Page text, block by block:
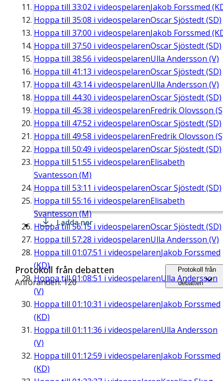
Hoppa till 33:02 i videospelarenJakob Forssmed
Hoppa till 35:08 i videospelarenOscar Sjöstedt (SD)
Hoppa till 37:00 i videospelarenJakob Forssmed
Hoppa till 37:50 i videospelarenOscar Sjöstedt (SD)
Hoppa till 38:56 i videospelarenUlla Andersson (V)
Hoppa till 41:13 i videospelarenOscar Sjöstedt (SD)
Hoppa till 43:14i videospelarenUlla Andersson (V)
Hoppa till 44:30 i videospelarenOscar Sjöstedt (SD)
Hoppa till 45:38 i videospelarenFredrik Olovsson
Hoppa till 47:52 i videospelarenOscar Sjöstedt (SD)
Hoppa till 49:58 i videospelarenFredrik Olovsson
Hoppa till 50:49 i videospelarenOscar Sjöstedt (SD)
Hoppa till 51:55 i videospelarenElisabeth
Svantesson (M)
Hoppa till 53:11 i videospelarenOscar Sjöstedt (SD)
Hoppa till 55:16 i videospelarenElisabeth
Svantesson (M)
Hoppa till56:15 i videospelarenOscar Sjöstedt (SD)
Hoppa till 57:28 i videospelarenUlla Andersson (V)
Hoppa till 01:07:51 i videospelarenJakob Forssmed
(KD)
Hoppa till01:08:51 i videospelarenUlla Andersson
(V)
Hoppa till 01:10:31 i videospelarenJakob Forssmed
(KD)
Hoppa till 01:11:36 i videospelarenUlla Andersson
(V)
Hoppa till 01:12:59 i videospelarenJakob Forssmed
(KD)
Ladda ner
Protokoll från debatten
Anföranden: 120
Protokoll från
debatten